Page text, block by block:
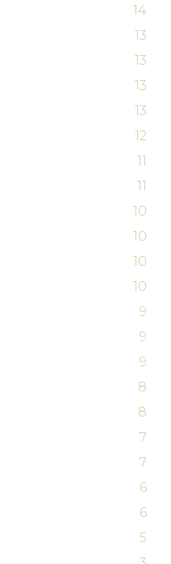
14
13
13
13
13
12
11
11
10
10
10
10
9
9
9
8
8
7
7
6
6
5